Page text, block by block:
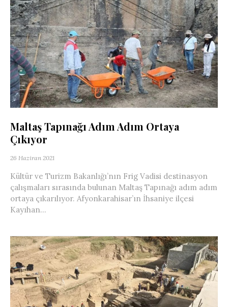
Maltaş Tapınağı Adım Adım Ortaya
Çıkıyor
26 Haziran 2021
Kültür ve Turizm Bakanlığı’nın Frig Vadisi destinasyon
çalışmaları sırasında bulunan Maltaş Tapınağı adım adım
ortaya çıkarılıyor. Afyonkarahisar’ın İhsaniye ilçesi
Kayıhan...